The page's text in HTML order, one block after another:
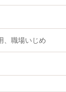
、職場いじめ